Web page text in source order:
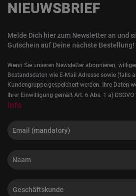
NIEUWSBRIEF
Melde Dich hier zum Newsletter an und
Gutschein auf Deine nächste Bestellung!
Wenn Sie unseren Newsletter abonnieren,
Bestandsdaten wie E-Mail Adresse sowie (falls
Kundengruppe gespeichert werden. Ihre Daten
Ihrer Einwilligung gemäß Art. 6 Abs. 1 a)
Info